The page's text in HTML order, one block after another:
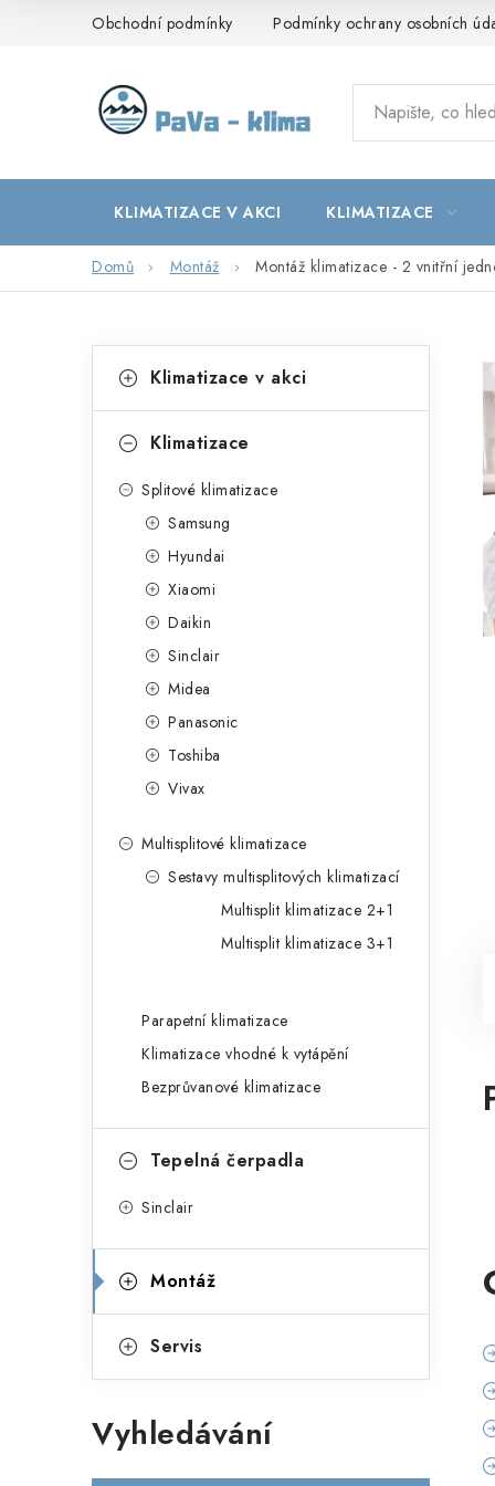
Obchodní podmínky Podmínky ochrany osobních
KLIMATIZACE V AKCI KLIMATIZACE
Domů Montáž Montáž klimatizace - 2 vnitřní
okategorie
a
Klimatizace v akci
Klimatizace
Splitové klimatizace
Samsung
Hyundai
Xiaomi
Daikin
Sinclair
Midea
Panasonic
Toshiba
Vivax
Multisplitové klimatizace
Sestavy multisplitových klimatizací
Multisplit klimatizace 2+1
Multisplit klimatizace 3+1
Parapetní klimatizace
Klimatizace vhodné k vytápění
Bezprůvanové klimatizace
Tepelná čerpadla
Sinclair
Montáž
Servis
Vyhledávání